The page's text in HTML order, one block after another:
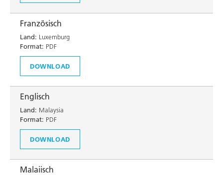
Französisch
Land: Luxemburg
Format: PDF
DOWNLOAD
Englisch
Land: Malaysia
Format: PDF
DOWNLOAD
Malaiisch